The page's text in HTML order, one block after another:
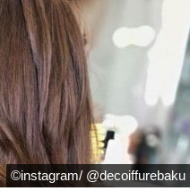
2
0
8
:
1
6
©instagram/ @decoiffurebaku